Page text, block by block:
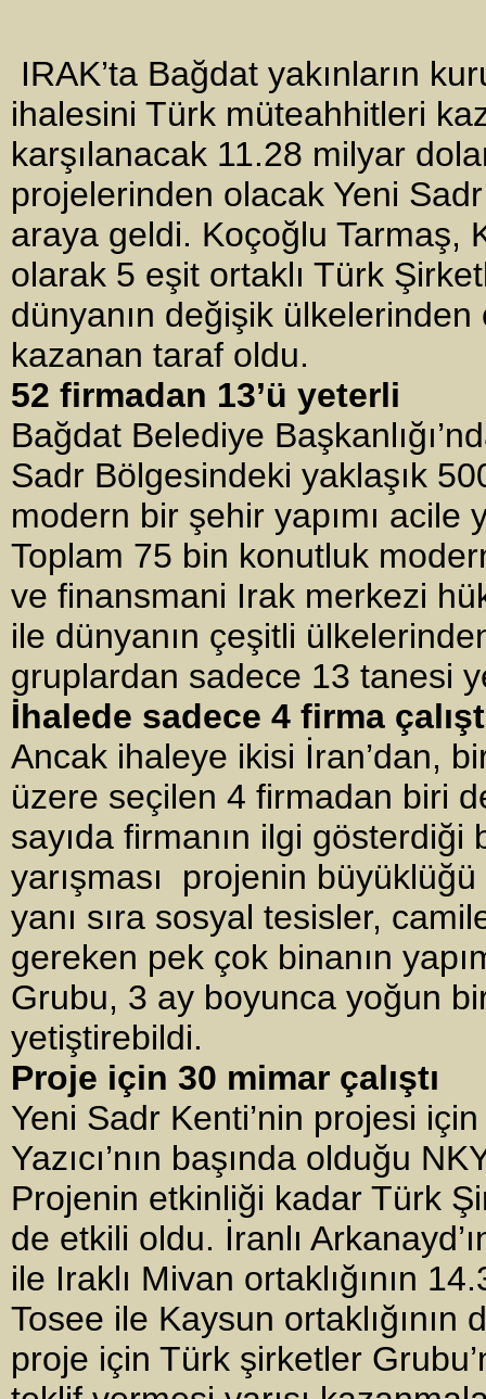
IRAK’ta Bağdat yakınların
ihalesini Türk müteahhitleri
karşılanacak 11.28 milyar
projelerinden olacak Yeni
araya geldi. Koçoğlu Tarmaş,
olarak 5 eşit ortaklı Türk
dünyanın değişik
kazanan taraf oldu.
52 firmadan 13’ü yeterli
Bağdat Belediye
Sadr Bölgesindeki yaklaşık
modern bir şehir yapımı acile
Toplam 75 bin konutluk
ve finansmani Irak merkezi
ile dünyanın çeşitli
gruplardan sadece 13 tanesi
İhalede sadece 4 firma
Ancak ihaleye ikisi İran’dan,
üzere seçilen 4 firmadan biri
sayıda firmanın ilgi
yarışması projenin
yanı sıra sosyal tesisler,
gereken pek çok binanın
Grubu, 3 ay boyunca yoğun
yetiştirebildi.
Proje için 30 mimar çalıştı
Yeni Sadr Kenti’nin projesi
Yazıcı’nın başında olduğu
Projenin etkinliği kadar Türk
de etkili oldu. İranlı
ile Iraklı Mivan ortaklığının
Tosee ile Kaysun
proje için Türk şirketler